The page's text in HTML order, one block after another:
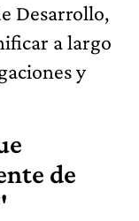
Desarrollo,
a largo
y
de